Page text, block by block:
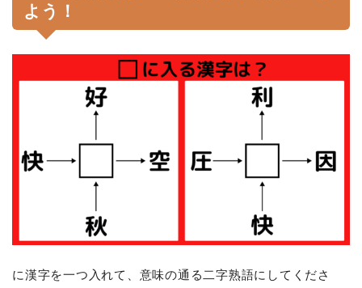
よう！
に漢字を一つ入れて、意味の通る二字熟語にしてくださ